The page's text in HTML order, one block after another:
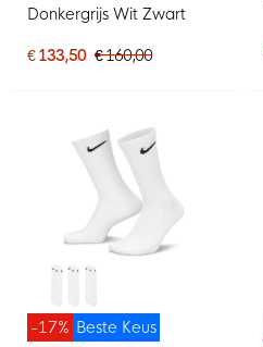
Donkergrijs Wit Zwart
€ 133,50 € 160,00
Beste Keus
-17%